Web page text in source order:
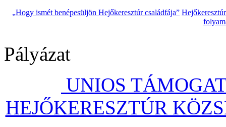
„Hogy ismét benépesüljön Hejőkeresztúr családfája”
Pályázat
UNIOS
HEJŐKERESZTÚR